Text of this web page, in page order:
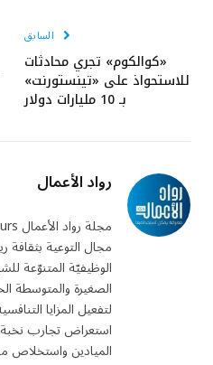
السابق
«كوالكوم» تجري محادثات
للاستحواذ على «تينستورنت»
بـ 10 مليارات دولار
رواد الأعمال
مجال التوعية بثقافة
الوظيفيّة المتنوّعة
الصغيرة والمتوسطة
لتفعيل المزايا
استعراض تجارب
الميادين واستخلاص